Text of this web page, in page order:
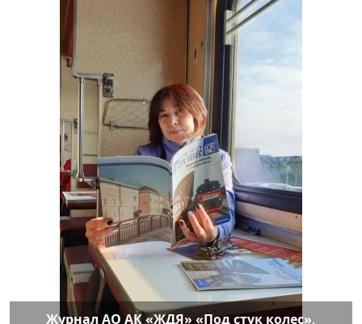
Журнал АО АК «ЖДЯ» «Под стук колес»,